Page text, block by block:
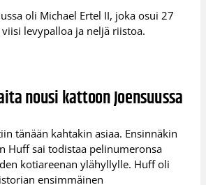
oli Michael Ertel II, joka osui 27
levypalloa ja neljä riistoa.
nousi kattoon Joensuussa
tänään kahtakin asiaa. Ensinnäkin
Huff sai todistaa pelinumeronsa
kotiareenan ylähyllylle. Huff oli
ensimmäinen